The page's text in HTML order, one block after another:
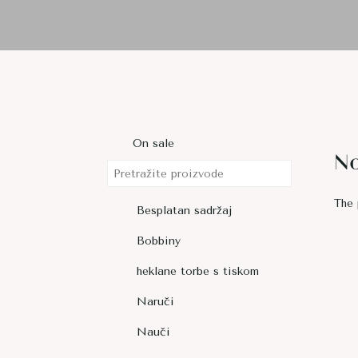
On sale
Besplatan sadržaj
Bobbiny
heklane torbe s tiskom
Naruči
Nauči
The